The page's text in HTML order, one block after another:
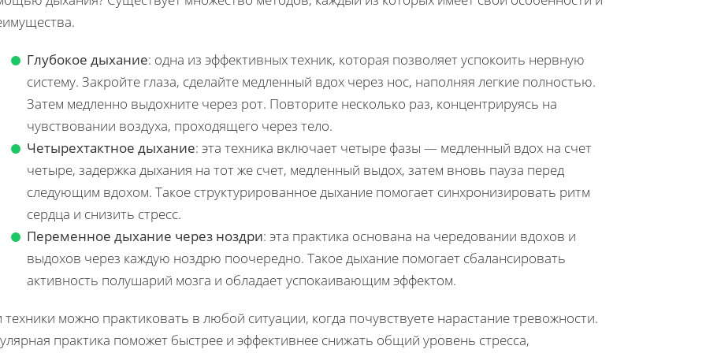
Глубокое дыхание: одна из эффективных техник, которая позволяет успокоить нервную
систему. Закройте глаза, сделайте медленный вдох через нос, наполняя легкие полностью.
Затем медленно выдохните через рот. Повторите несколько раз, концентрируясь на
чувствовании воздуха, проходящего через тело.
Четырехтактное дыхание: эта техника включает четыре фазы — медленный вдох на счет
четыре, задержка дыхания на тот же счет, медленный выдох, затем вновь пауза перед
следующим вдохом. Такое структурированное дыхание помогает синхронизировать ритм
сердца и снизить стресс.
Переменное дыхание через ноздри: эта практика основана на чередовании вдохов и
выдохов через каждую ноздрю поочередно. Такое дыхание помогает сбалансировать
активность полушарий мозга и обладает успокаивающим эффектом.
техники можно практиковать в любой ситуации, когда почувствуете нарастание тревожности.
практика поможет быстрее и эффективнее снижать общий уровень стресса,